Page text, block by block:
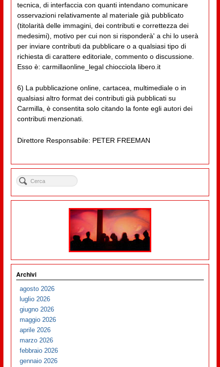
tecnica, di interfaccia con quanti intendano comunicare
osservazioni relativamente al materiale già pubblicato
(titolarità delle immagini, dei contributi e correttezza dei
medesimi), motivo per cui non si risponderà' a chi lo userà
per inviare contributi da pubblicare o a qualsiasi tipo di
richiesta di carattere editoriale, commento o discussione.
Esso è: carmillaonline_legal chiocciola libero.it
6) La pubblicazione online, cartacea, multimediale o in
qualsiasi altro format dei contributi già pubblicati su
Carmilla, è consentita solo citando la fonte egli autori dei
contributi menzionati.
Direttore Responsabile: PETER FREEMAN
Archivi
agosto 2026
luglio 2026
giugno 2026
maggio 2026
aprile 2026
marzo 2026
febbraio 2026
gennaio 2026